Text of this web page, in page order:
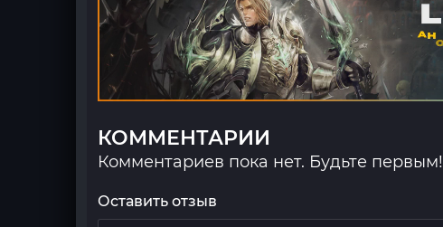
КОММЕНТАРИИ
Комментариев пока нет. Будьте первым!
Оставить отзыв